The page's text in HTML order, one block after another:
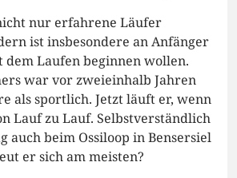
nur erfahrene Läufer
ist insbesondere an Anfänger
Laufen beginnen wollen.
war vor zweieinhalb Jahren
als sportlich. Jetzt läuft er, wenn
Lauf zu Lauf. Selbstverständlich
auch beim Ossiloop in Bensersiel
er sich am meisten?